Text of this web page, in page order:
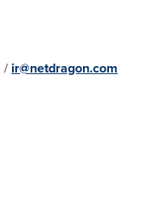
/ ir@netdragon.com